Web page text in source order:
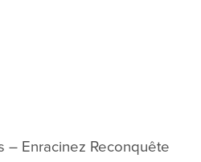
– Enracinez Reconquête